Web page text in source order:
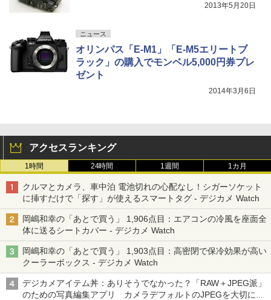
2013年5月20日
ニュース
オリンパス「E-M1」「E-M5エリートブ
ラック」の購入でモンベル5,000円券プレ
ゼント
2014年3月6日
アクセスランキング
1時間 24時間 1週間 1カ月
クルマとカメラ、車中泊 電池切れの心配なし！シガーソケット
に挿すだけで「探す」が使えるスマートタグ - デジカメ Watch
岡嶋和幸の「あとで買う」 1,906点目：エアコンの冷風を座面全
体に送るシートカバー - デジカメ Watch
岡嶋和幸の「あとで買う」 1,903点目：高密閉で保冷効果が高い
クーラーボックス - デジカメ Watch
デジカメアイテム丼：ありそうでなかった？「RAW＋JPEG派」
のための写真編集アプリ カメラデフォルトのJPEGを大切にす